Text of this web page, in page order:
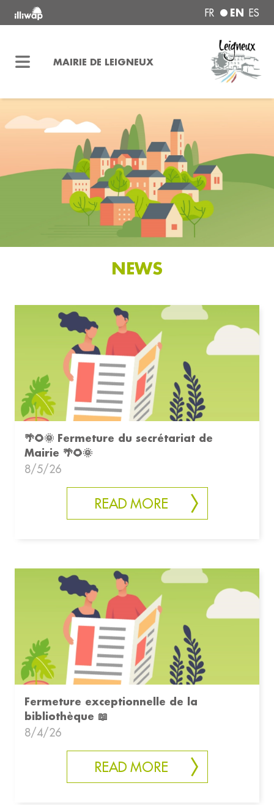
FR EN ES
MAIRIE DE LEIGNEUX
NEWS
🌴🌻🌞 Fermeture du secrétariat de
Mairie 🌴🌻🌞
8/5/26
READ MORE
Fermeture exceptionnelle de la
bibliothèque 📖
8/4/26
READ MORE